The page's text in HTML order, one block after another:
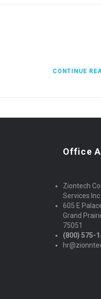
CONTINUE
Office
Ziontech
Services Inc
605 E
Grand
75051
(800) 575-